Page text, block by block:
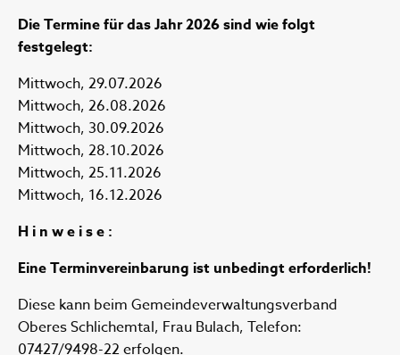
Die Termine für das Jahr 2026 sind wie folgt
festgelegt:
Mittwoch, 29.07.2026
Mittwoch, 26.08.2026
Mittwoch, 30.09.2026
Mittwoch, 28.10.2026
Mittwoch, 25.11.2026
Mittwoch, 16.12.2026
H i n w e i s e :
Eine Terminvereinbarung ist unbedingt erforderlich!
Diese kann beim Gemeindeverwaltungsverband
Oberes Schlichemtal, Frau Bulach, Telefon:
07427/9498-22 erfolgen.